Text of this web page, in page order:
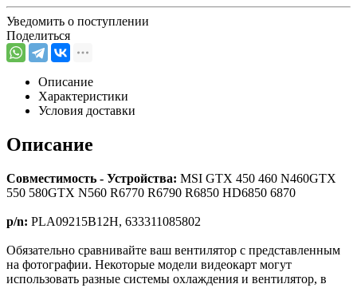
Уведомить о поступлении
Поделиться
Описание
Характеристики
Условия доставки
Описание
Совместимость - Устройства: MSI GTX 450 460 N460GTX
550 580GTX N560 R6770 R6790 R6850 HD6850 6870
p/n: PLA09215B12H, 633311085802
Обязательно сравнивайте ваш вентилятор с представленным
на фотографии. Некоторые модели видеокарт могут
использовать разные системы охлаждения и вентилятор, в